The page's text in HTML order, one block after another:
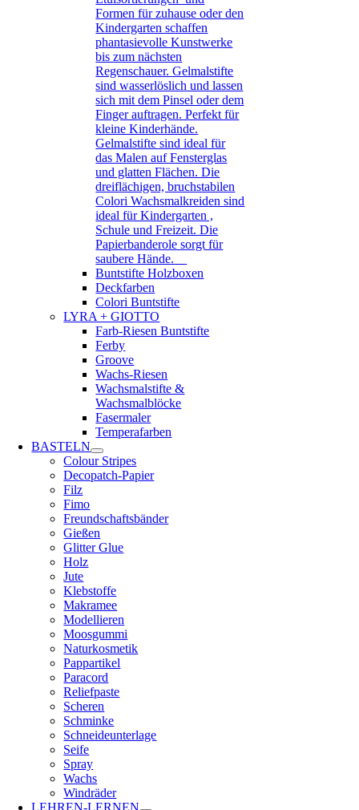
Formen für zuhause oder den
Kindergarten schaffen
phantasievolle Kunstwerke
bis zum nächsten
Regenschauer. Gelmalstifte
sind wasserlöslich und lassen
sich mit dem Pinsel oder dem
Finger auftragen. Perfekt für
kleine Kinderhände.
Gelmalstifte sind ideal für
das Malen auf Fensterglas
und glatten Flächen. Die
dreiflächigen, bruchstabilen
Colori Wachsmalkreiden sind
ideal für Kindergarten ,
Schule und Freizeit. Die
Papierbanderole sorgt für
saubere Hände.
Buntstifte Holzboxen
Deckfarben
Colori Buntstifte
LYRA + GIOTTO
Farb-Riesen Buntstifte
Ferby
Groove
Wachs-Riesen
Wachsmalstifte &
Wachsmalblöcke
Fasermaler
Temperafarben
BASTELN
Colour Stripes
Decopatch-Papier
Filz
Fimo
Freundschaftsbänder
Gießen
Glitter Glue
Holz
Jute
Klebstoffe
Makramee
Modellieren
Moosgummi
Naturkosmetik
Pappartikel
Paracord
Reliefpaste
Scheren
Schminke
Schneideunterlage
Seife
Spray
Wachs
Windräder
LEHREN-LERNEN